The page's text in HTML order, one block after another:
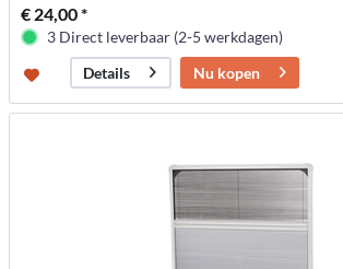
€ 24,00 *
3 Direct leverbaar (2-5 werkdagen)
Details
Nu kopen